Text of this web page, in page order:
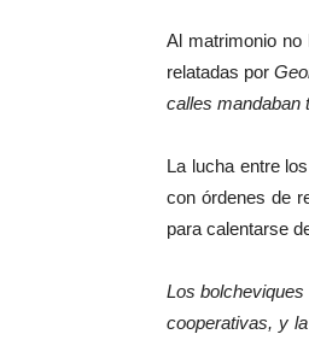
Al matrimonio no
relatadas por
calles mandaban
La lucha entre
con órdenes de
para calentarse
Los
cooperativas, y